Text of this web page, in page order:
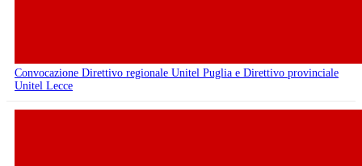
Convocazione Direttivo regionale Unitel Puglia e Direttivo provinciale
Unitel Lecce